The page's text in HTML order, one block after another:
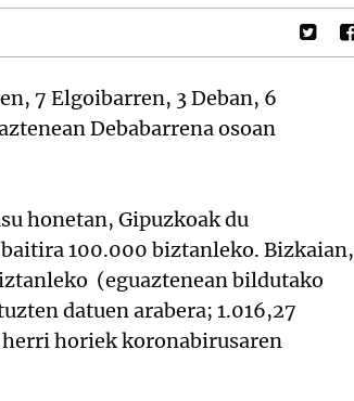
7 Elgoibarren, 3 Deban, 6
Debabarrena osoan
honetan, Gipuzkoak du
100.000 biztanleko. Bizkaian,
(eguaztenean bildutako
datuen arabera; 1.016,27
herri horiek koronabirusaren